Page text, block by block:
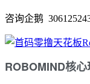
咨询企鹅
ROBOMIND核